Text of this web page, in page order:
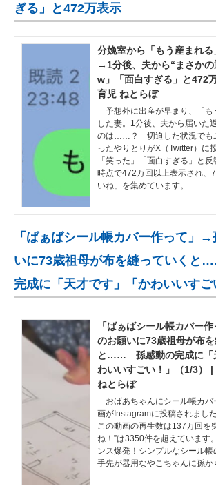
ぎる」と472万表示
分娩室から「もう産まれ
→1分後、夫から“まさか
w」「面白すぎる」と472
育児 ねとらぼ
予想外に出産が早まり、「も
した妻。1分後、夫から届いた
のは……？ 切迫した状況でも
ったやりとりがX（Twitter）に
「笑った」「面白すぎる」と
時点で472万回以上表示され、
いね」を集めています。…
「ばぁばシール帳カバー作って」
いに73歳祖母が布を縫っていく
完成に「天才です」「かわいいすご
「ばぁばシール帳カバー
のお願いに73歳祖母が布を
と…… 孫感動の完成に「
わいいすごい！」（1/3）
ねとらぼ
おばあちゃんにシール帳カバ
画がInstagramに投稿されまし
この動画の再生数は137万回を
ね！”は3350件を超えています
ンス爆発！シンプルなシール
手先が器用なやこちゃんに孫